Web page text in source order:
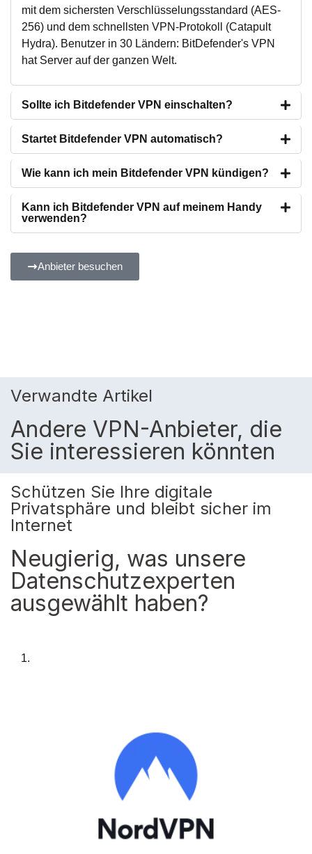
mit dem sichersten Verschlüsselungsstandard (AES-
256) und dem schnellsten VPN-Protokoll (Catapult
Hydra). Benutzer in 30 Ländern: BitDefender's VPN
hat Server auf der ganzen Welt.
Sollte ich Bitdefender VPN einschalten?
Startet Bitdefender VPN automatisch?
Wie kann ich mein Bitdefender VPN kündigen?
Kann ich Bitdefender VPN auf meinem Handy
verwenden?
Anbieter besuchen
Verwandte Artikel
Andere VPN-Anbieter, die
Sie interessieren könnten
Schützen Sie Ihre digitale
Privatsphäre und bleibt sicher im
Internet
Neugierig, was unsere
Datenschutzexperten
ausgewählt haben?
1.